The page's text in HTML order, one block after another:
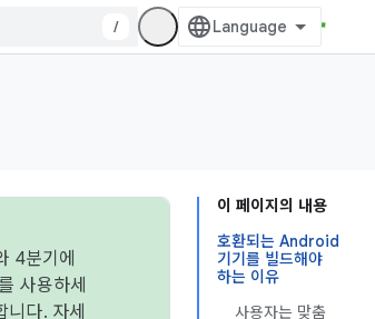
/
이 페이지의 내용
호환되는 Android
기기를 빌드해야
하는 이유
사용자는 맞춤
4분기에
를 사용하세
다. 자세